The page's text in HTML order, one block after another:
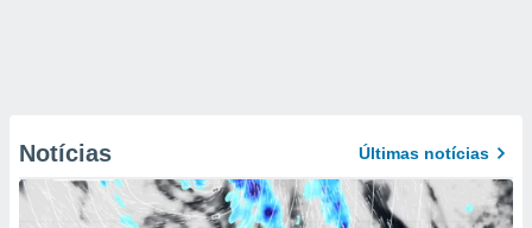
Notícias Últimas notícias